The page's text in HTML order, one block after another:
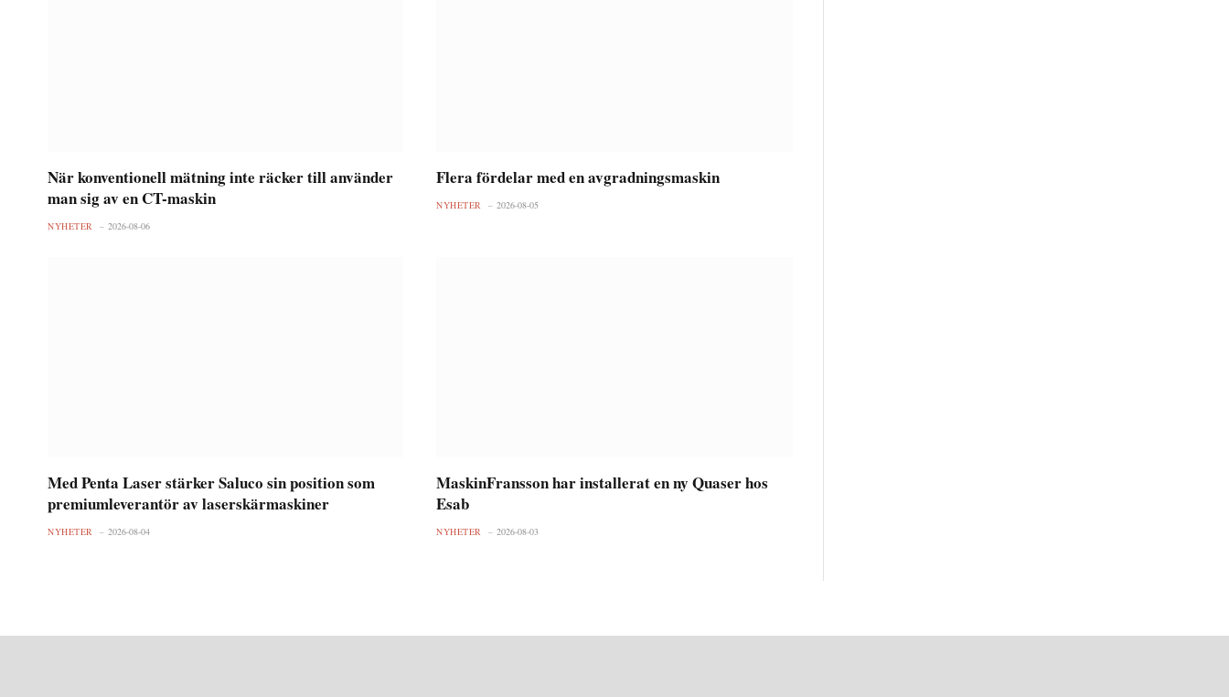
När konventionell mätning inte räcker till använder
man sig av en CT-maskin
NYHETER 2026-08-06
Flera fördelar med en avgradningsmaskin
NYHETER 2026-08-05
Med Penta Laser stärker Saluco sin position som
premiumleverantör av laserskärmaskiner
NYHETER 2026-08-04
MaskinFransson har installerat en ny Quaser hos
Esab
NYHETER 2026-08-03